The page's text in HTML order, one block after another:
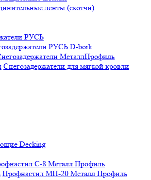
ленты (скотчи)
РУСЬ
РУСЬ D-bork
МеталлПрофиль
Снегозадержатели для мягкой кровли
Decking
C-8 Металл Профиль
Профнастил МП-20 Металл Профиль